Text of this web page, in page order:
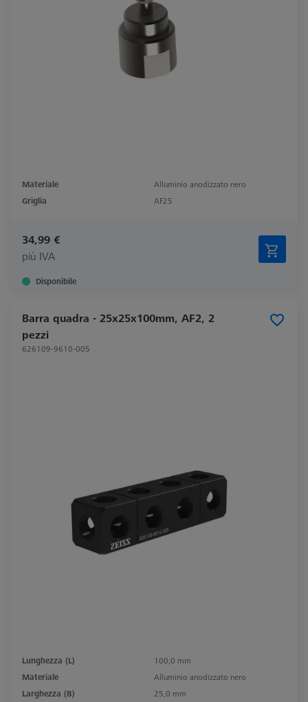
Materiale
Alluminio anodizzato nero
Griglia
AF25
34,99 €
più IVA
Disponibile
Barra quadra - 25x25x100mm, AF2, 2
pezzi
626109-9610-005
Lunghezza (L)
100,0 mm
Materiale
Alluminio anodizzato nero
Larghezza (B)
25,0 mm